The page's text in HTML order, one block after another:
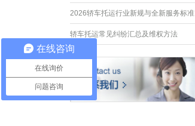
常识
2026轿车托运行业新规与全新服务标准
轿车托运常见纠纷汇总及维权方法
在线咨询
在线询价
问题咨询